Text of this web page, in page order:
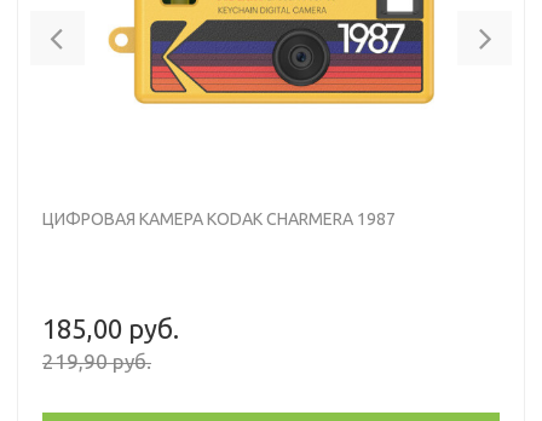
Previous
ЦИФРОВАЯ КАМЕРА KODAK CHARMERA 1987
185,00 руб.
219,90 руб.